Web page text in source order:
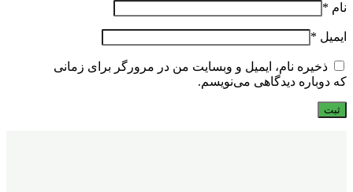
نام *
ایمیل *
ذخیره نام، ایمیل و وبسایت من در مرورگر برای زمانی
که دوباره دیدگاهی می‌نویسم.